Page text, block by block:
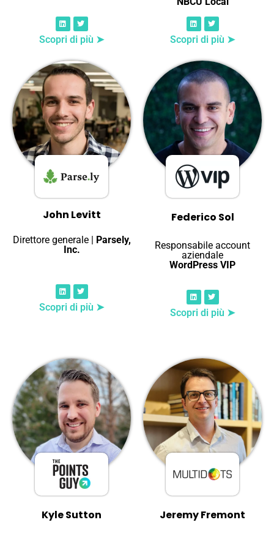
Scopri di più ➤ Scopri di più ➤
John Levitt
Direttore generale | Parsely,
Inc.
Scopri di più ➤
Federico Sol
Responsabile account
aziendale
WordPress VIP
Scopri di più ➤
Kyle Sutton Jeremy Fremont